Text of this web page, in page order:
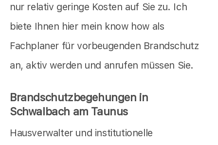
nur relativ geringe Kosten auf Sie zu. Ich
biete Ihnen hier mein know how als
Fachplaner für vorbeugenden Brandschutz
an, aktiv werden und anrufen müssen Sie.
Brandschutzbegehungen in
Schwalbach am Taunus
Hausverwalter und institutionelle